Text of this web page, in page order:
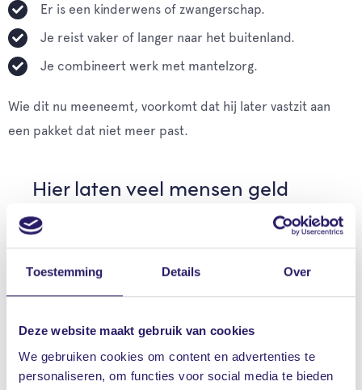
Toestemming Details Over
Deze website maakt gebruik van cookies
We gebruiken cookies om content en advertenties te
personaliseren, om functies voor social media te bieden
Er is een kinderwens of zwangerschap.
Je reist vaker of langer naar het buitenland.
Je combineert werk met mantelzorg.
Wie dit nu meeneemt, voorkomt dat hij later vastzit aan
een pakket dat niet meer past.
Hier laten veel mensen geld
liggen
De meeste aandacht gaat naar de
basisverzekering. Terwijl juist de aanvullende
verzekering het verschil maakt. In vergoedingen én
Het aantal fysiobehandelingen.